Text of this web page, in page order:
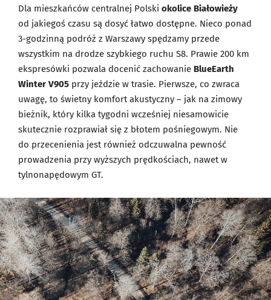
Dla mieszkańców centralnej Polski okolice Białowieży
od jakiegoś czasu są dosyć łatwo dostępne. Nieco ponad
3-godzinną podróż z Warszawy spędzamy przede
wszystkim na drodze szybkiego ruchu S8. Prawie 200 km
ekspresówki pozwala docenić zachowanie BlueEarth
Winter V905 przy jeździe w trasie. Pierwsze, co zwraca
uwagę, to świetny komfort akustyczny – jak na zimowy
bieżnik, który kilka tygodni wcześniej niesamowicie
skutecznie rozprawiał się z błotem pośniegowym. Nie
do przecenienia jest również odczuwalna pewność
prowadzenia przy wyższych prędkościach, nawet w
tylnonapędowym GT.